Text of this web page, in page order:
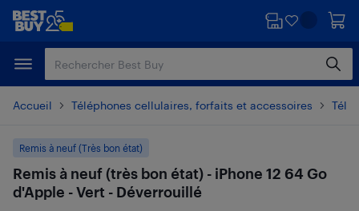
Passer
principal
Passer
Accueil Téléphones cellulaires, forfaits et accessoires
Remis à neuf (Très bon état)
Remis à neuf (très bon état) - iPhone 12 64 Go
d'Apple - Vert - Déverrouillé